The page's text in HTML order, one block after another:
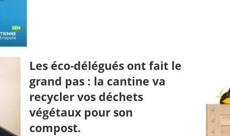
Les éco-délégués ont fait le
grand pas : la cantine va
recycler vos déchets
végétaux pour son
compost.